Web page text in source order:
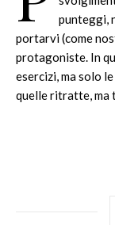
punteggi,
portarvi (come
protagoniste. In
esercizi, ma solo
quelle ritratte,